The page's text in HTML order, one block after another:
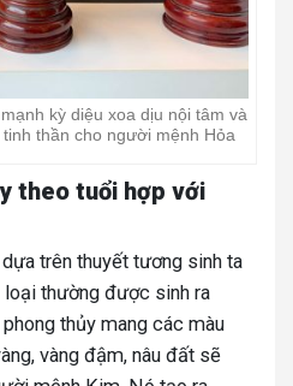
kỳ diệu xoa dịu nội tâm và
thần cho người mệnh Hỏa
theo tuổi hợp với
trên thuyết tương sinh ta
thường được sinh ra
thủy mang các màu
vàng đậm, nâu đất sẽ